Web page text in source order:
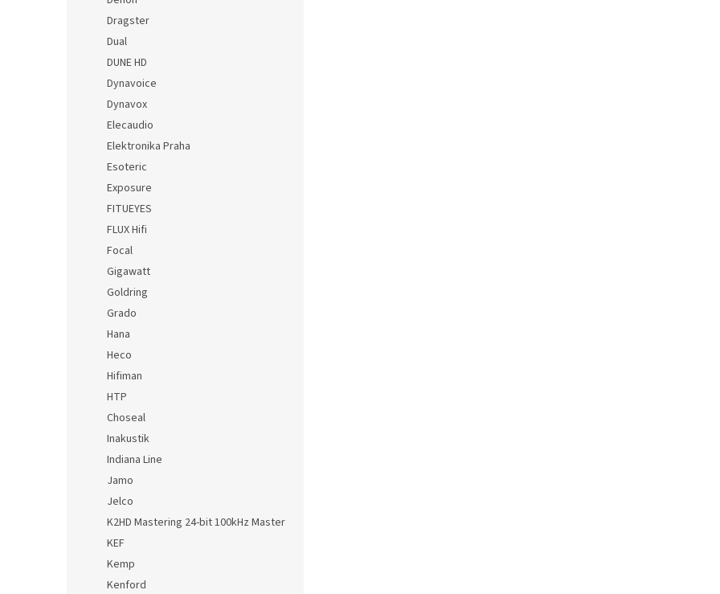
Dragster
Dual
DUNE HD
Dynavoice
Dynavox
Elecaudio
Elektronika Praha
Esoteric
Exposure
FITUEYES
FLUX Hifi
Focal
Gigawatt
Goldring
Grado
Hana
Heco
Hifiman
HTP
Choseal
Inakustik
Indiana Line
Jamo
Jelco
K2HD Mastering 24-bit 100kHz Master
KEF
Kemp
Kenford